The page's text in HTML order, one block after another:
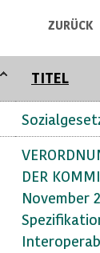
ZURÜCK
TITEL
DER
November